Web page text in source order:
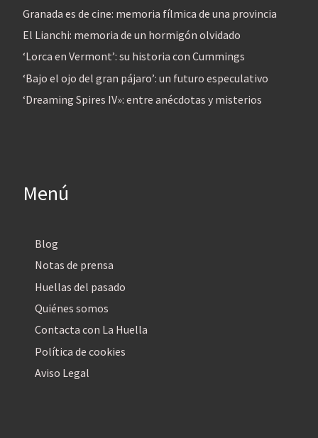
Granada es de cine: memoria fílmica de una provincia
El Lianchi: memoria de un hormigón olvidado
‘Lorca en Vermont’: su historia con Cummings
‘Bajo el ojo del gran pájaro’: un futuro especulativo
‘Dreaming Spires IV»: entre anécdotas y misterios
Menú
Blog
Notas de prensa
Huellas del pasado
Quiénes somos
Contacta con La Huella
Política de cookies
Aviso Legal